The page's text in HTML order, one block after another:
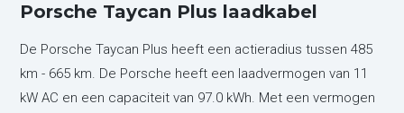
Porsche Taycan Plus laadkabel
De Porsche Taycan Plus heeft een actieradius tussen 485
km - 665 km. De Porsche heeft een laadvermogen van 11
kW AC en een capaciteit van 97.0 kWh. Met een vermogen